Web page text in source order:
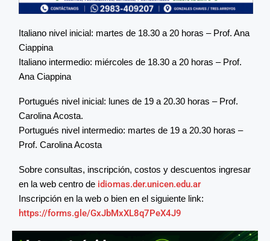
Italiano nivel inicial: martes de 18.30 a 20 horas – Prof. Ana
Ciappina
Italiano intermedio: miércoles de 18.30 a 20 horas – Prof.
Ana Ciappina
Portugués nivel inicial: lunes de 19 a 20.30 horas – Prof.
Carolina Acosta.
Portugués nivel intermedio: martes de 19 a 20.30 horas –
Prof. Carolina Acosta
Sobre consultas, inscripción, costos y descuentos ingresar
en la web centro de idiomas.der.unicen.edu.ar
Inscripción en la web o bien en el siguiente link:
https://forms.gle/GxJbMxXL8q7PeX4J9